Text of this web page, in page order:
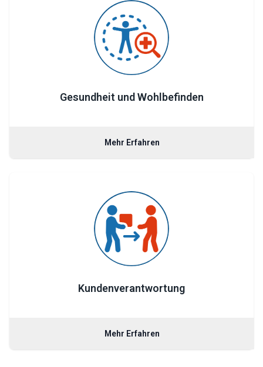
Gesundheit und Wohlbefinden
Mehr Erfahren
Kundenverantwortung
Mehr Erfahren